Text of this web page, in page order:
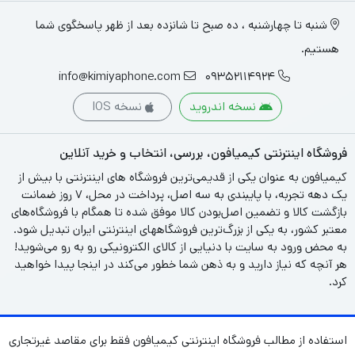
شنبه تا چهارشنبه ، ده صبح تا شانزده بعد از ظهر پاسخگوی شما
هستیم.
09352114924
info@kimiyaphone.com
نسخه اندروید
نسخه IOS
فروشگاه اینترنتی کیمیافون، بررسی، انتخاب و خرید آنلاین
کیمیافون به عنوان یکی از قدیمی‌ترین فروشگاه های اینترنتی با بیش از
یک دهه تجربه، با پایبندی به سه اصل، پرداخت در محل، ۷ روز ضمانت
بازگشت کالا و تضمین اصل‌بودن کالا موفق شده تا همگام با فروشگاه‌های
معتبر کشور، به یکی از بزرگ‌ترین فروشگاههای اینترنتی ایران تبدیل شود.
به محض ورود به سایت با دنیایی از کالای الکترونیکی رو به رو می‌شوید!
هر آنچه که نیاز دارید و به ذهن شما خطور می‌کند در اینجا پیدا خواهید
کرد.
استفاده از مطالب فروشگاه اینترنتی کیمیافون فقط برای مقاصد غیرتجاری